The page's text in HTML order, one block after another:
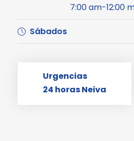
7:00 am-12:00
Sábados
Urgencias
24 horas Neiva